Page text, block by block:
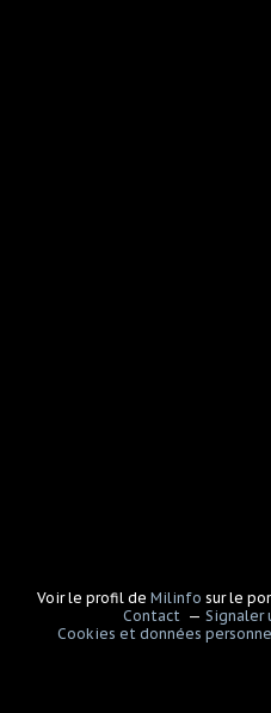
Voir le profil deMilinfo sur le
Contact
Signaler
Cookies et données